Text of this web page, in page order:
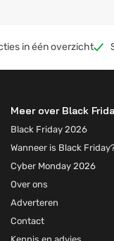
in één overzicht
Meer over Black
Black Friday 2026
Wanneer is Black
Cyber Monday 2026
Over ons
Adverteren
Contact